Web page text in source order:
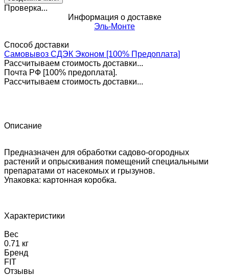
Проверка...
Информация о доставке
Эль-Монте
Способ доставки
Самовывоз СДЭК Эконом [100% Предоплата]
Рассчитываем стоимость доставки...
Почта РФ [100% предоплата].
Рассчитываем стоимость доставки...
Описание
Предназначен для обработки садово-огородных
растений и опрыскивания помещений специальными
препаратами от насекомых и грызунов.
Упаковка: картонная коробка.
Характеристики
Вес
0.71 кг
Бренд
FIT
Отзывы